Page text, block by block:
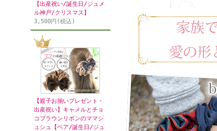
【出産祝い/誕生日/ジュメ
ル神戸/クリスマス】
3,500円(税込)
【親子お揃いプレゼント・
出産祝い】キャメルとチョ
コブラウンリボンのママシ
ュシュ【ペア/誕生日/ジュ